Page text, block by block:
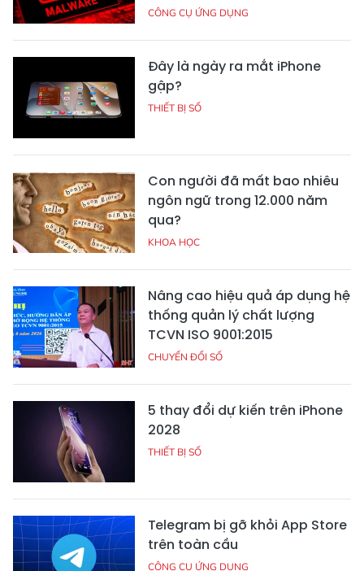
CÔNG CỤ ỨNG DỤNG
Đây là ngày ra mắt iPhone
gập?
THIẾT BỊ SỐ
Con người đã mất bao nhiêu
ngôn ngữ trong 12.000 năm
qua?
KHOA HỌC
Nâng cao hiệu quả áp dụng hệ
thống quản lý chất lượng
TCVN ISO 9001:2015
CHUYỂN ĐỔI SỐ
5 thay đổi dự kiến trên iPhone
2028
THIẾT BỊ SỐ
Telegram bị gỡ khỏi App Store
trên toàn cầu
CÔNG CỤ ỨNG DỤNG